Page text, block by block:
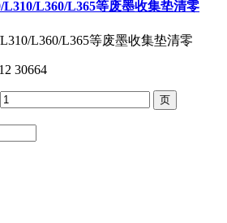
L310/L360/L365等废墨收集垫清零
L360/L365等废墨收集垫清零
30664